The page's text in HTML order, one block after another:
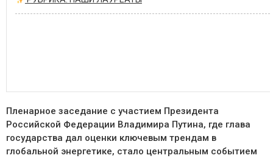
Пленарное заседание с участием Президента
Российской Федерации Владимира Путина, где глава
государства дал оценки ключевым трендам в
глобальной энергетике, стало центральным событием